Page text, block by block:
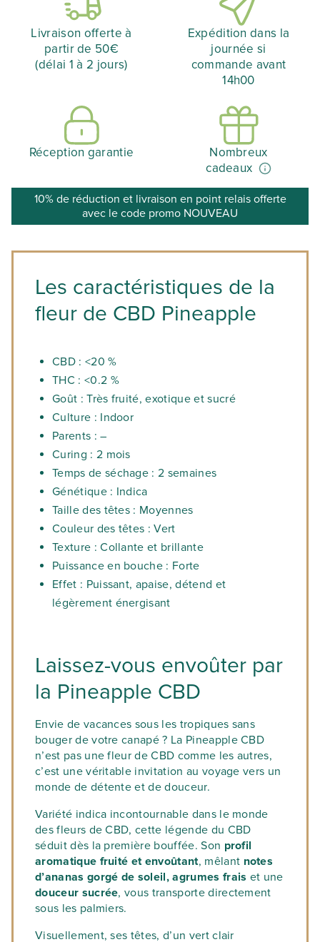
Livraison offerte à
partir de 50€
(délai 1 à 2 jours)
Expédition dans la
journée si
commande avant
14h00
Réception garantie
Nombreux
cadeaux
10% de réduction et livraison en point relais offerte
avec le code promo NOUVEAU
Les caractéristiques de la
fleur de CBD Pineapple
CBD : <20 %
THC : <0.2 %
Goût : Très fruité, exotique et sucré
Culture : Indoor
Parents : –
Curing : 2 mois
Temps de séchage : 2 semaines
Génétique : Indica
Taille des têtes : Moyennes
Couleur des têtes : Vert
Texture : Collante et brillante
Puissance en bouche : Forte
Effet : Puissant, apaise, détend et
légèrement énergisant
Laissez-vous envoûter par
la Pineapple CBD
Envie de vacances sous les tropiques sans
bouger de votre canapé ? La Pineapple CBD
n’est pas une fleur de CBD comme les autres,
c’est une véritable invitation au voyage vers un
monde de détente et de douceur.
Variété indica incontournable dans le monde
des fleurs de CBD, cette légende du CBD
séduit dès la première bouffée. Son profil
aromatique fruité et envoûtant, mêlant notes
d’ananas gorgé de soleil, agrumes frais et une
douceur sucrée, vous transporte directement
sous les palmiers.
Visuellement, ses têtes, d’un vert clair